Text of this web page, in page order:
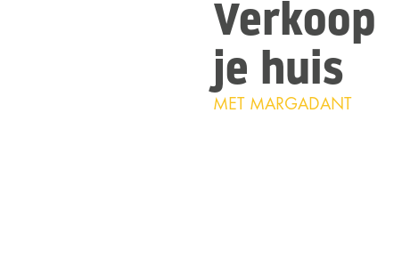
Verkoop
je huis
MET MARGADANT